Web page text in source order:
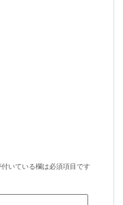
付いている欄は必須項目です